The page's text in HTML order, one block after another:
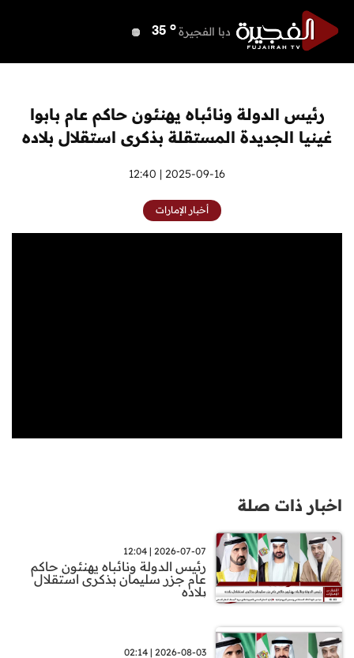
دبا الفجيرة 35 o
أم القيوين 37 o
38 o
الفجيرة 34 o
رئيس الدولة ونائباه يهنئون حاكم عام بابوا
غينيا الجديدة المستقلة بذكرى استقلال بلاده
2025-09-16 | 12:40
أخبار الإمارات
اخبار ذات صلة
2026-07-07 | 12:04
رئيس الدولة ونائباه يهنئون حاكم
عام جزر سليمان بذكرى استقلال
بلاده
2026-08-03 | 02:14